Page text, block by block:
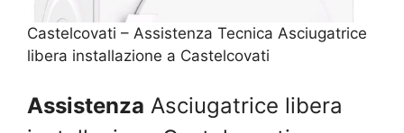
Castelcovati – Assistenza Tecnica Asciugatrice
libera installazione a Castelcovati
Assistenza Asciugatrice libera